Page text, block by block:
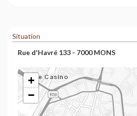
Situation
Rue d'Havré 133 - 7000 MONS
+
−